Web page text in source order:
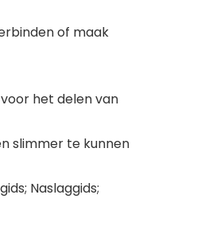
of maak
het delen van
slimmer te kunnen
Naslaggids;